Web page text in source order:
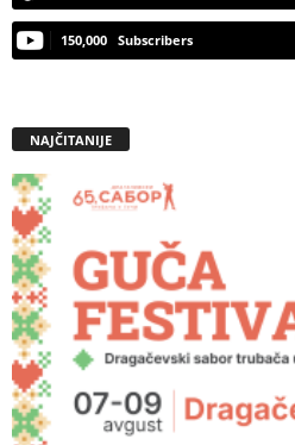
150,000 Subscribers
NAJČITANIJE